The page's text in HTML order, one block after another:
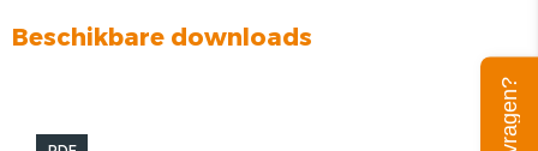
Beschikbare downloads